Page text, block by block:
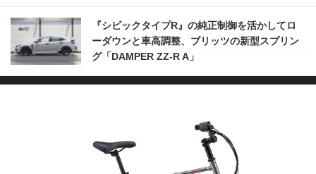
『シビックタイプR』の純正制御を活かしてロ
ーダウンと車高調整、ブリッツの新型スプリン
グ「DAMPER ZZ-R A」